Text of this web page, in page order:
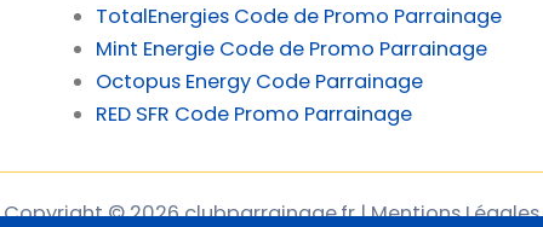
TotalEnergies Code de Promo Parrainage
Mint Energie Code de Promo Parrainage
Octopus Energy Code Parrainage
RED SFR Code Promo Parrainage
Copyright © 2026 clubparrainage.fr | Mentions Légales